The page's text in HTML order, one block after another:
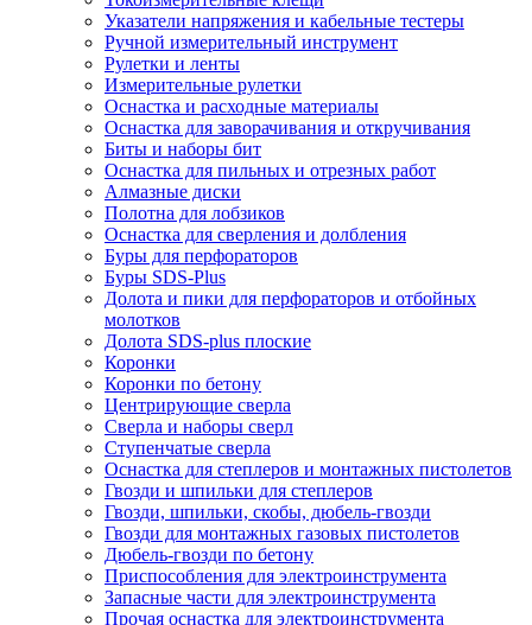
Указатели напряжения и кабельные тестеры
Ручной измерительный инструмент
Рулетки и ленты
Измерительные рулетки
Оснастка и расходные материалы
Оснастка для заворачивания и откручивания
Биты и наборы бит
Оснастка для пильных и отрезных работ
Алмазные диски
Полотна для лобзиков
Оснастка для сверления и долбления
Буры для перфораторов
Буры SDS-Plus
Долота и пики для перфораторов и отбойных
молотков
Долота SDS-plus плоские
Коронки
Коронки по бетону
Центрирующие сверла
Сверла и наборы сверл
Ступенчатые сверла
Оснастка для степлеров и монтажных пистолетов
Гвозди и шпильки для степлеров
Гвозди, шпильки, скобы, дюбель-гвозди
Гвозди для монтажных газовых пистолетов
Дюбель-гвозди по бетону
Приспособления для электроинструмента
Запасные части для электроинструмента
Прочая оснастка для электроинструмента